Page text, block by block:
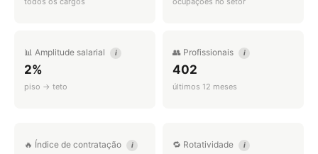
📊 Amplitude salarial i
2%
piso → teto
👥 Profissionais i
402
últimos 12 meses
🔥 Índice de contratação i 🔁 Rotatividade i